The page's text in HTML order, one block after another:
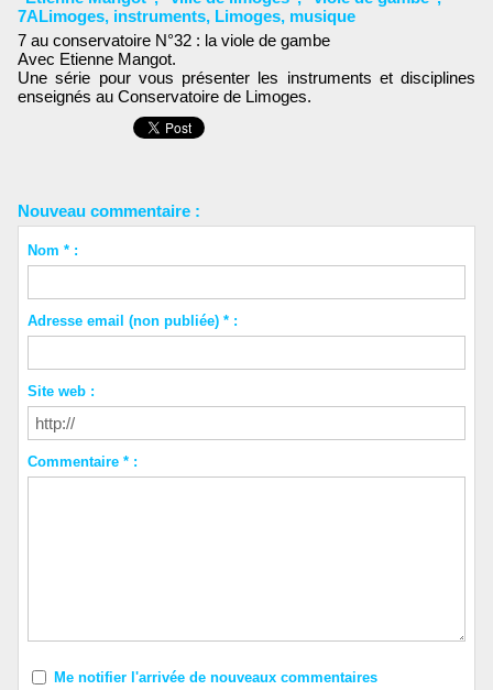
7ALimoges, instruments, Limoges, musique
7 au conservatoire N°32 : la viole de gambe
Avec Etienne Mangot.
Une série pour vous présenter les instruments et disciplines
enseignés au Conservatoire de Limoges.
Nouveau commentaire :
Nom * :
Adresse email (non publiée) * :
Site web :
Commentaire * :
Me notifier l'arrivée de nouveaux commentaires